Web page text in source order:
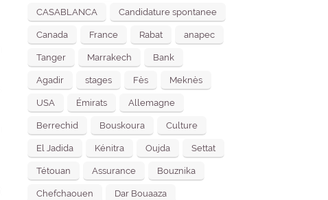
CASABLANCA Candidature spontanee
Canada France Rabat anapec
Tanger Marrakech Bank
Agadir stages Fès Meknès
USA Émirats Allemagne
Berrechid Bouskoura Culture
El Jadida Kénitra Oujda Settat
Tétouan Assurance Bouznika
Chefchaouen Dar Bouaaza